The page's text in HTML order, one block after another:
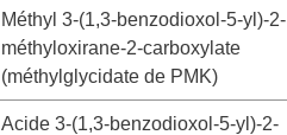
Méthyl 3-(1,3-benzodioxol-5-yl)-2-
méthyloxirane-2-carboxylate
(méthylglycidate de PMK)
Acide 3-(1,3-benzodioxol-5-yl)-2-